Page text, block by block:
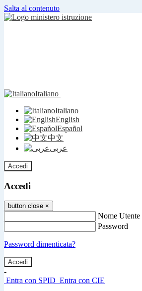
Salta al contenuto
Italiano
Italiano
English
Español
中文
عربى
Accedi
Accedi
button close ×
Nome Utente
Password
Password dimenticata?
-
Entra con SPID Entra con CIE